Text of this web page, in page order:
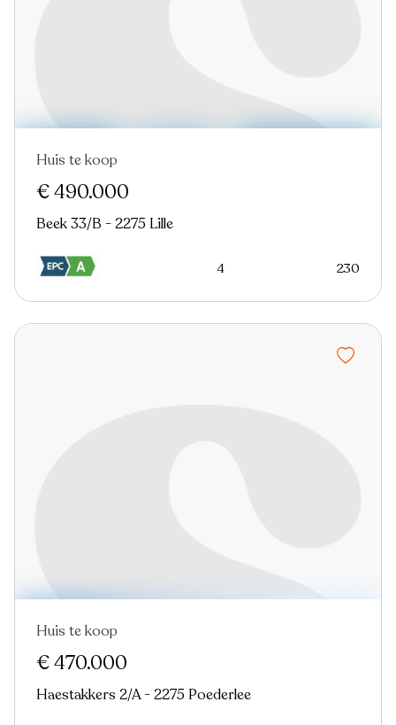
Huis te koop
€ 490.000
Beek 33/B - 2275 Lille
4 230
Huis te koop
€ 470.000
Haestakkers 2/A - 2275 Poederlee